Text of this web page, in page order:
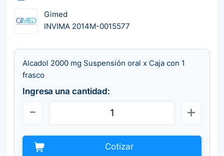
Gimed
INVIMA 2014M-0015577
Alcadol 2000 mg Suspensión oral x Caja con 1
frasco
Ingresa una cantidad:
Cotizar